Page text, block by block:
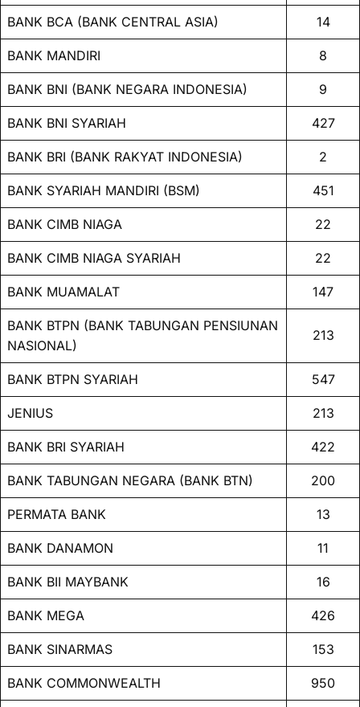
BANK BCA (BANK CENTRAL ASIA) 14
BANK MANDIRI 8
BANK BNI (BANK NEGARA INDONESIA) 9
BANK BNI SYARIAH 427
BANK BRI (BANK RAKYAT INDONESIA) 2
BANK SYARIAH MANDIRI (BSM) 451
BANK CIMB NIAGA 22
BANK CIMB NIAGA SYARIAH 22
BANK MUAMALAT 147
BANK BTPN (BANK TABUNGAN PENSIUNAN
NASIONAL)
213
BANK BTPN SYARIAH 547
JENIUS 213
BANK BRI SYARIAH 422
BANK TABUNGAN NEGARA (BANK BTN) 200
PERMATA BANK 13
BANK DANAMON 11
BANK BII MAYBANK 16
BANK MEGA 426
BANK SINARMAS 153
BANK COMMONWEALTH 950